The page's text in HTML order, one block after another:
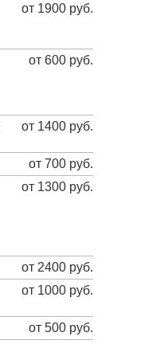
от 1900 руб.
от 600 руб.
от 1400 руб.
от 700 руб.
от 1300 руб.
от 2400 руб.
от 1000 руб.
от 500 руб.